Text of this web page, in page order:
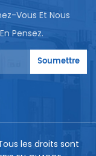
Vous Et Nous
Pensez.
Soumettre
les droits sont